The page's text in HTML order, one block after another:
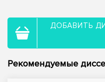
ДОБАВИТЬ
Рекомендуемые